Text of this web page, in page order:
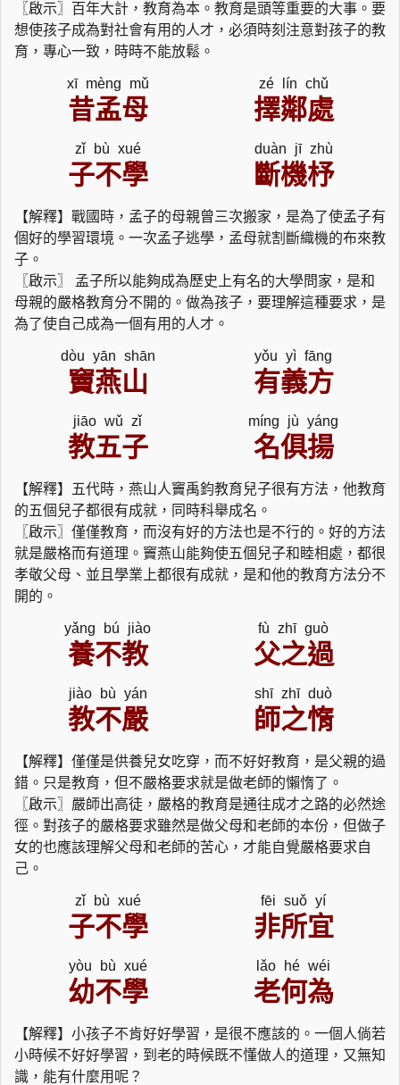
〖啟示〗百年大計，教育為本。教育是頭等重要的大事。要
想使孩子成為對社會有用的人才，必須時刻注意對孩子的教
育，專心一致，時時不能放鬆。
xī mèng mǔ zé lín chǔ
昔孟母 擇鄰處
zǐ bù xué duàn jī zhù
子不學 斷機杼
【解釋】戰國時，孟子的母親曾三次搬家，是為了使孟子有
個好的學習環境。一次孟子逃學，孟母就割斷織機的布來教
子。
〖啟示〗 孟子所以能夠成為歷史上有名的大學問家，是和
母親的嚴格教育分不開的。做為孩子，要理解這種要求，是
為了使自己成為一個有用的人才。
dòu yān shān yǒu yì fāng
竇燕山 有義方
jiāo wǔ zǐ míng jù yáng
教五子 名俱揚
【解釋】五代時，燕山人竇禹鈞教育兒子很有方法，他教育
的五個兒子都很有成就，同時科舉成名。
〖啟示〗僅僅教育，而沒有好的方法也是不行的。好的方法
就是嚴格而有道理。竇燕山能夠使五個兒子和睦相處，都很
孝敬父母、並且學業上都很有成就，是和他的教育方法分不
開的。
yǎng bú jiào fù zhī guò
養不教 父之過
jiào bù yán shī zhī duò
教不嚴 師之惰
【解釋】僅僅是供養兒女吃穿，而不好好教育，是父親的過
錯。只是教育，但不嚴格要求就是做老師的懶惰了。
〖啟示〗嚴師出高徒，嚴格的教育是通往成才之路的必然途
徑。對孩子的嚴格要求雖然是做父母和老師的本份，但做子
女的也應該理解父母和老師的苦心，才能自覺嚴格要求自
己。
zǐ bù xué fēi suǒ yí
子不學 非所宜
yòu bù xué lǎo hé wéi
幼不學 老何為
【解釋】小孩子不肯好好學習，是很不應該的。一個人倘若
小時候不好好學習，到老的時候既不懂做人的道理，又無知
識，能有什麼用呢？